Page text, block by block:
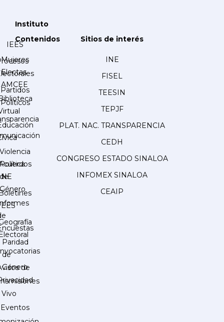
Instituto
IEES
Partidos
Políticos
de
Contenidos
Mujeres
Electas
AMCEE
Violencia
Política
de
Género
Paridad
de
Género
Eventos
Sitios de interés
INE
FISEL
TEESIN
TEPJF
PLAT. NAC. TRANSPARENCIA
CEDH
CONGRESO ESTADO SINALOA
INFOMEX SINALOA
CEAIP